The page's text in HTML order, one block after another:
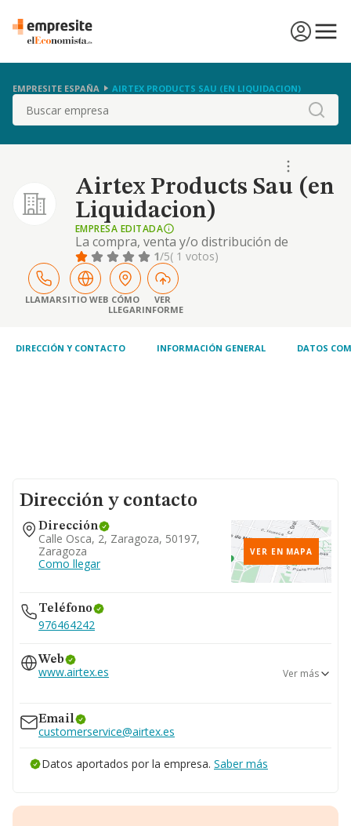
EMPRESITE ESPAÑA AIRTEX PRODUCTS SAU (EN LIQUIDACION)
Buscar
Airtex Products Sau (en
Liquidacion)
EMPRESA EDITADA
La compra, venta y/o distribución de
componentes, piezas, accesorios y equipos
eléctricos y electrónicos para vehículos de
motor. la fabricación de componentes,
piezas, accesorios y equipos eléctricos y
electrónicos para vehículos de motor.
1/5( 1 votos)
LLAMARSITIO WEB CÓMO
LLEGAR
VER
INFORME
DIRECCIÓN Y CONTACTO INFORMACIÓN GENERAL DATOS
Dirección y contacto
Dirección
Calle Osca, 2, Zaragoza, 50197,
Zaragoza
Como llegar
VER EN MAPA
Teléfono
976464242
Web
www.airtex.es Ver más
Email
customerservice@airtex.es
Datos aportados por la empresa. Saber más